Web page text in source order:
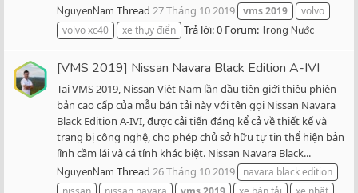
NguyenNam Thread 27 Tháng 10 2019 vms2019
volvo
volvo xc40
xe thụy điển Trả lời: 0 Forum:Trong Nước
[VMS 2019] Nissan Navara Black Edition A-IVI
Tại VMS 2019, Nissan Việt Nam lần đầu tiên giới thiệu phiên
bản cao cấp của mẫu bán tải này với tên gọi Nissan Navara
Black Edition A-IVI, được cải tiến đáng kể cả về thiết kế và
trang bị công nghệ, cho phép chủ sở hữu tự tin thể hiện bản
lĩnh cầm lái và cá tính khác biệt. Nissan Navara Black...
NguyenNam Thread 26 Tháng 10 2019
navara black edition